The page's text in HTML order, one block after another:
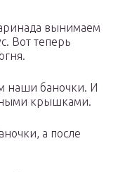
вынимаем
Вот теперь
наши баночки. И
крышками.
а после